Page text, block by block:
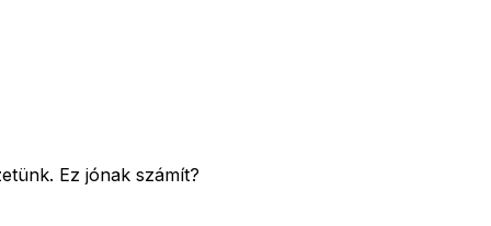
Ez jónak számít?